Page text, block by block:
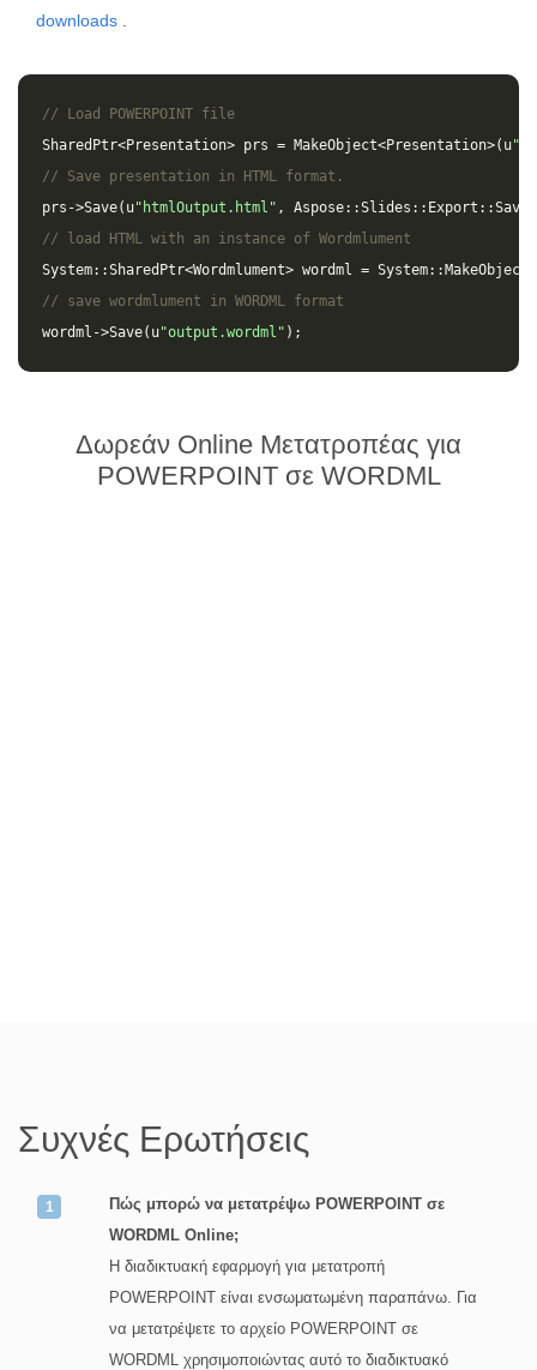
downloads
// Load POWERPOINT file
SharedPtr<Presentation> prs = MakeObject<Presentation>( u
// Save presentation in HTML format.
prs ->Save( u"htmlOutput.html" , Aspose::Slides :: Export ::
// load HTML with an instance of Wordmlument
System::SharedPtr<Wordmlument> wordml = System:: MakeObject
// save wordmlument in WORDML format
wordml ->Save( u"output.wordml" );
Δωρεάν Online Μετατροπέας για
POWERPOINT σε WORDML
Συχνές Ερωτήσεις
Πώς μπορώ να μετατρέψω POWERPOINT σε
WORDML Online;
Η διαδικτυακή εφαρμογή για μετατροπή
POWERPOINT είναι ενσωματωμένη παραπάνω. Για
να μετατρέψετε το αρχείο POWERPOINT σε
WORDML χρησιμοποιώντας αυτό το διαδικτυακό